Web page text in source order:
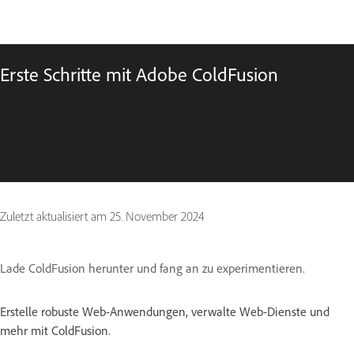
Erste Schritte mit Adobe ColdFusion
Zuletzt aktualisiert am 25. November 2024
Lade ColdFusion herunter und fang an zu experimentieren.
Erstelle robuste Web-Anwendungen, verwalte Web-Dienste und
mehr mit ColdFusion.